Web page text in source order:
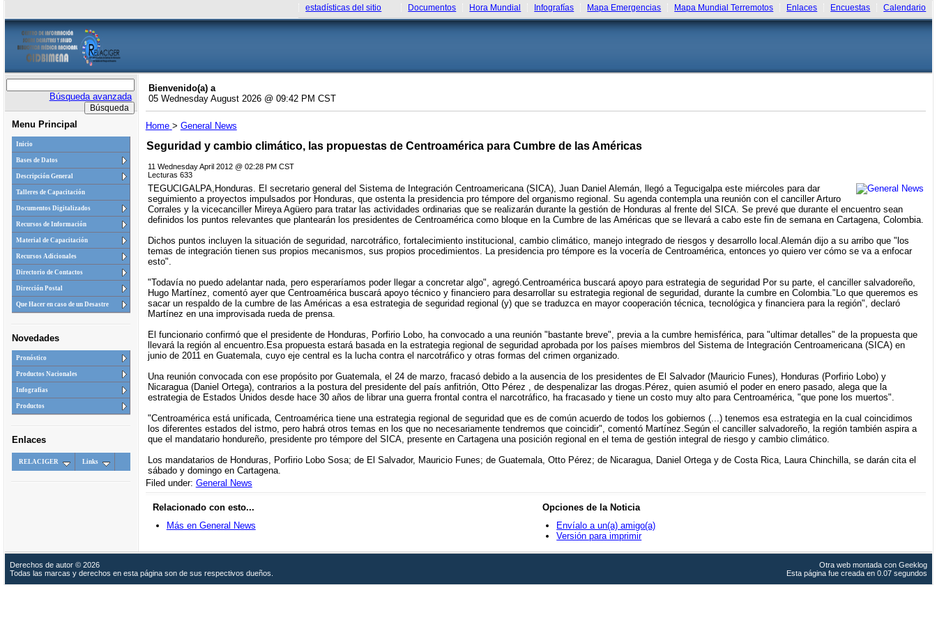
estadísticas del sitio Documentos Hora Mundial Infografías Mapa Emergencias Mapa Mundial Terremotos Enlaces Encuestas Calendario
Búsqueda avanzada
Menu Principal
Inicio
Bases de Datos
Descripción General
Talleres de Capacitación
Documentos Digitalizados
Recursos de Información
Material de Capacitación
Recursos Adicionales
Directorio de Contactos
Dirección Postal
Que Hacer en caso de un Desastre
Novedades
Pronóstico
Productos Nacionales
Infografias
Productos
Enlaces
RELACIGER Links
Bienvenido(a) a
05 Wednesday August 2026 @ 09:42 PM CST
Home > General News
Seguridad y cambio climático, las propuestas de Centroamérica para Cumbre de las Américas
11 Wednesday April 2012 @ 02:28 PM CST
Lecturas 633
TEGUCIGALPA,Honduras. El secretario general del Sistema de Integración Centroamericana (SICA), Juan Daniel Alemán, llegó a Tegucigalpa este miércoles para dar
seguimiento a proyectos impulsados por Honduras, que ostenta la presidencia pro témpore del organismo regional. Su agenda contempla una reunión con el canciller Arturo
Corrales y la vicecanciller Mireya Agüero para tratar las actividades ordinarias que se realizarán durante la gestión de Honduras al frente del SICA. Se prevé que durante el encuentro sean
definidos los puntos relevantes que plantearán los presidentes de Centroamérica como bloque en la Cumbre de las Américas que se llevará a cabo este fin de semana en Cartagena, Colombia.
Dichos puntos incluyen la situación de seguridad, narcotráfico, fortalecimiento institucional, cambio climático, manejo integrado de riesgos y desarrollo local.Alemán dijo a su arribo que "los
temas de integración tienen sus propios mecanismos, sus propios procedimientos. La presidencia pro témpore es la vocería de Centroamérica, entonces yo quiero ver cómo se va a enfocar
esto".
"Todavía no puedo adelantar nada, pero esperaríamos poder llegar a concretar algo", agregó.Centroamérica buscará apoyo para estrategia de seguridad Por su parte, el canciller salvadoreño,
Hugo Martínez, comentó ayer que Centroamérica buscará apoyo técnico y financiero para desarrollar su estrategia regional de seguridad, durante la cumbre en Colombia."Lo que queremos es
sacar un respaldo de la cumbre de las Américas a esa estrategia de seguridad regional (y) que se traduzca en mayor cooperación técnica, tecnológica y financiera para la región", declaró
Martínez en una improvisada rueda de prensa.
El funcionario confirmó que el presidente de Honduras, Porfirio Lobo, ha convocado a una reunión "bastante breve", previa a la cumbre hemisférica, para "ultimar detalles" de la propuesta que
llevará la región al encuentro.Esa propuesta estará basada en la estrategia regional de seguridad aprobada por los países miembros del Sistema de Integración Centroamericana (SICA) en
junio de 2011 en Guatemala, cuyo eje central es la lucha contra el narcotráfico y otras formas del crimen organizado.
Una reunión convocada con ese propósito por Guatemala, el 24 de marzo, fracasó debido a la ausencia de los presidentes de El Salvador (Mauricio Funes), Honduras (Porfirio Lobo) y
Nicaragua (Daniel Ortega), contrarios a la postura del presidente del país anfitrión, Otto Pérez , de despenalizar las drogas.Pérez, quien asumió el poder en enero pasado, alega que la
estrategia de Estados Unidos desde hace 30 años de librar una guerra frontal contra el narcotráfico, ha fracasado y tiene un costo muy alto para Centroamérica, "que pone los muertos".
"Centroamérica está unificada, Centroamérica tiene una estrategia regional de seguridad que es de común acuerdo de todos los gobiernos (...) tenemos esa estrategia en la cual coincidimos
los diferentes estados del istmo, pero habrá otros temas en los que no necesariamente tendremos que coincidir", comentó Martínez.Según el canciller salvadoreño, la región también aspira a
que el mandatario hondureño, presidente pro témpore del SICA, presente en Cartagena una posición regional en el tema de gestión integral de riesgo y cambio climático.
Los mandatarios de Honduras, Porfirio Lobo Sosa; de El Salvador, Mauricio Funes; de Guatemala, Otto Pérez; de Nicaragua, Daniel Ortega y de Costa Rica, Laura Chinchilla, se darán cita el
sábado y domingo en Cartagena.
Filed under: General News
Relacionado con esto...
Más en General News
Opciones de la Noticia
Envíalo a un(a) amigo(a)
Versión para imprimir
Derechos de autor © 2026
Todas las marcas y derechos en esta página son de sus respectivos dueños.
Otra web montada con Geeklog
Esta página fue creada en 0.07 segundos